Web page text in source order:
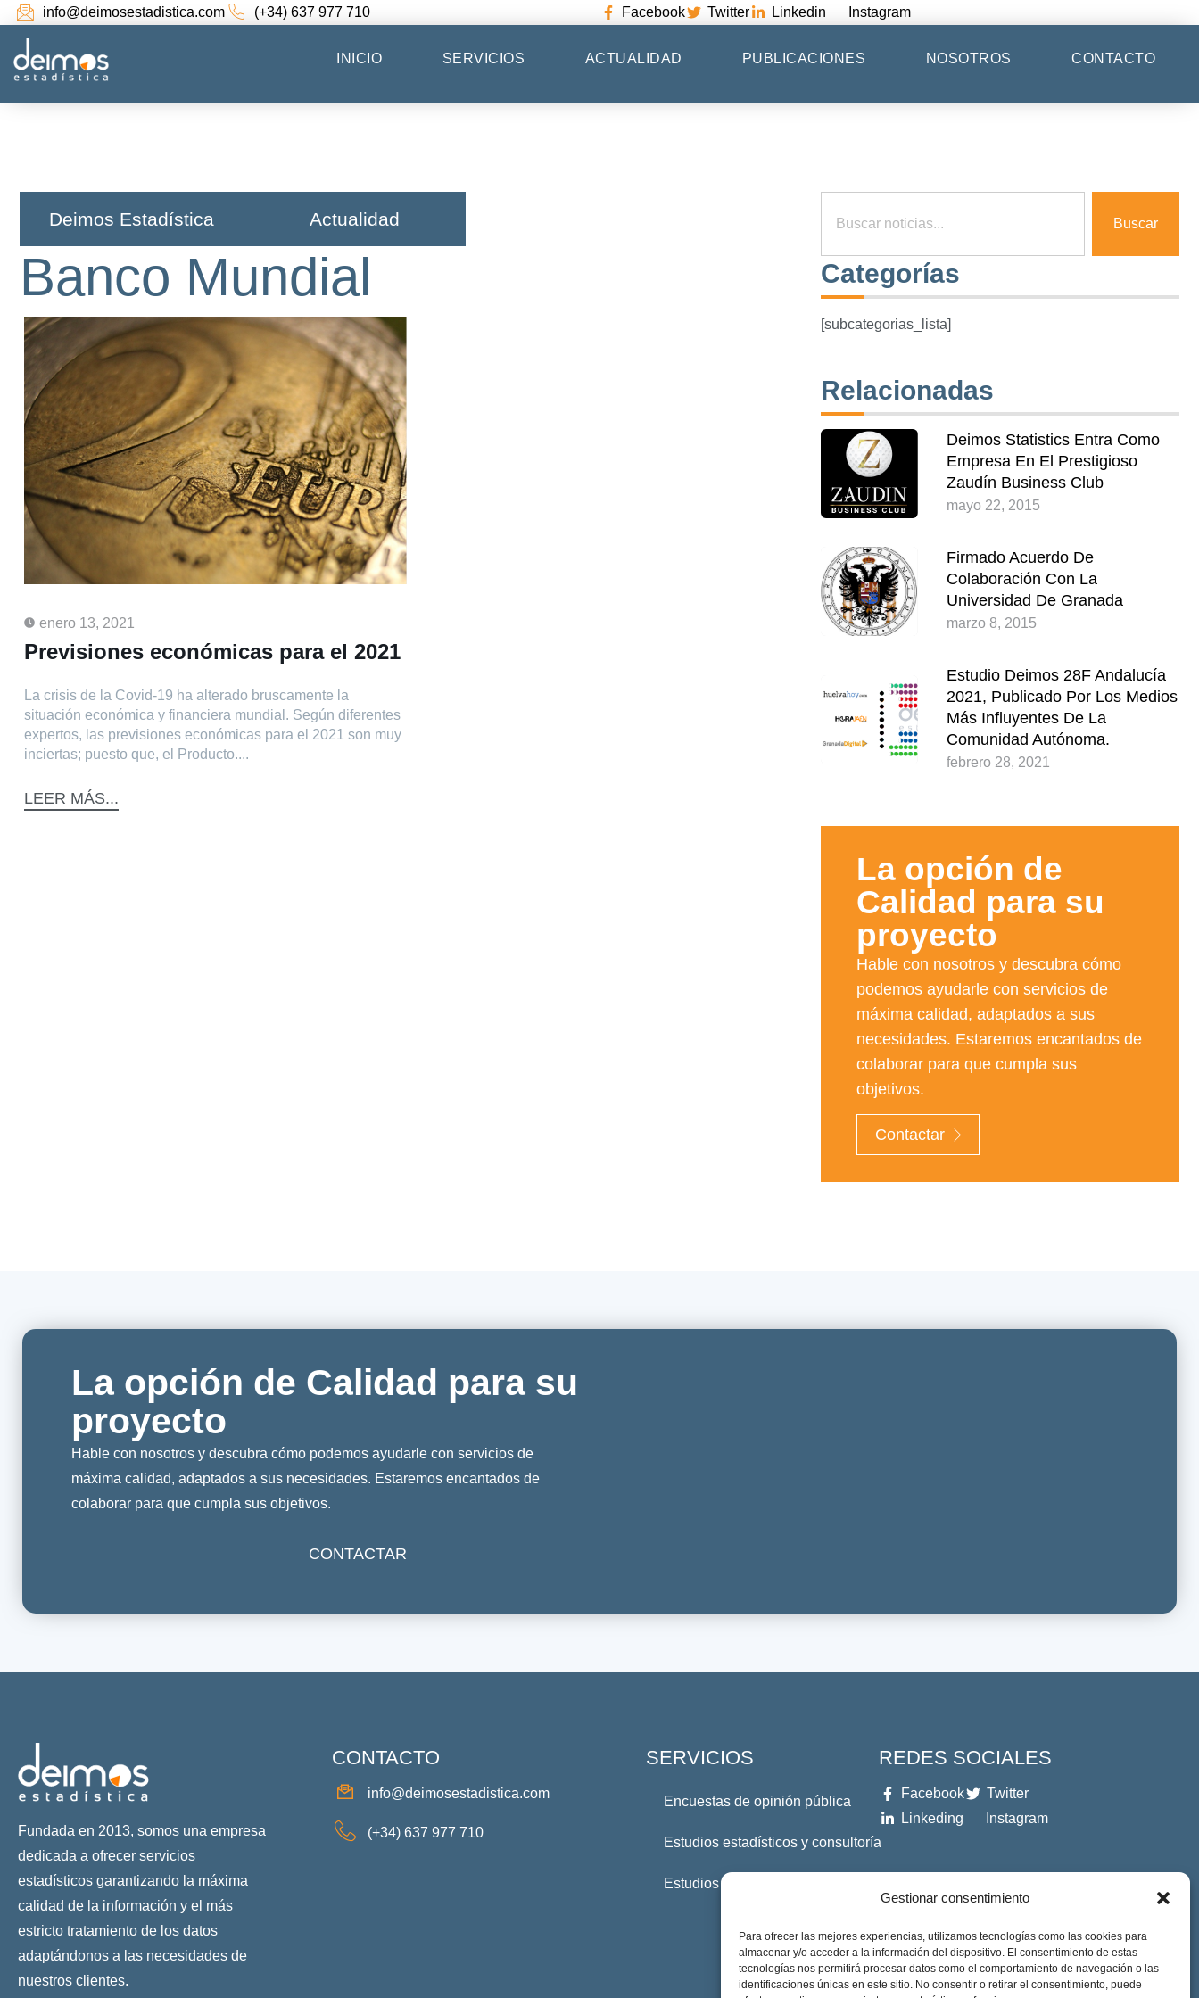
Gestionar consentimiento
Para ofrecer las mejores experiencias, utilizamos tecnologías como las cookies para
almacenar y/o acceder a la información del dispositivo. El consentimiento de estas
tecnologías nos permitirá procesar datos como el comportamiento de navegación o las
identificaciones únicas en este sitio. No consentir o retirar el consentimiento, puede
info@deimosestadistica.com (+34) 637 977 710 Facebook Twitter Linkedin Instagram
INICIO SERVICIOS ACTUALIDAD PUBLICACIONES NOSOTROS CONTACTO
Buscar
Categorías
[subcategorias_lista]
Relacionadas
Deimos Statistics Entra Como
Empresa En El Prestigioso
Zaudín Business Club
mayo 22, 2015
Firmado Acuerdo De
Colaboración Con La
Universidad De Granada
marzo 8, 2015
Estudio Deimos 28F Andalucía
2021, Publicado Por Los Medios
Más Influyentes De La
Comunidad Autónoma.
febrero 28, 2021
La opción de
Calidad para su
proyecto​
Hable con nosotros y descubra cómo
podemos ayudarle con servicios de
máxima calidad, adaptados a sus
necesidades. Estaremos encantados de
colaborar para que cumpla sus
objetivos.
Contactar
Deimos Estadística​ Actualidad
Banco Mundial
enero 13, 2021
Previsiones económicas para el 2021
La crisis de la Covid-19 ha alterado bruscamente la
situación económica y financiera mundial. Según diferentes
expertos, las previsiones económicas para el 2021 son muy
inciertas; puesto que, el Producto....
LEER MÁS...
La opción de Calidad para su
proyecto
Hable con nosotros y descubra cómo podemos ayudarle con servicios de
máxima calidad, adaptados a sus necesidades. Estaremos encantados de
colaborar para que cumpla sus objetivos.
CONTACTAR
Fundada en 2013, somos una empresa
dedicada a ofrecer servicios
estadísticos garantizando la máxima
calidad de la información y el más
estricto tratamiento de los datos
adaptándonos a las necesidades de
nuestros clientes.
CONTACTO
info@deimosestadistica.com
(+34) 637 977 710
SERVICIOS
Encuestas de opinión pública
Estudios estadísticos y consultoría
Estudios Profesionales
REDES SOCIALES
Facebook
Twitter
Linkeding
Instagram